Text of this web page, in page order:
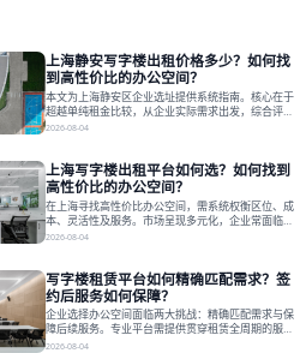
上海静安写字楼出租价格多少？如何找
到高性价比的办公空间？
本文为上海静安区企业选址提供系统指南。核心在于
超越单纯租金比较，从企业实际需求出发，综合评估
交通、硬件、空间弹性、配套服务及产业生态等多维
升性价比，并通过不同规模企业的实际案例加以说
明。之后指出，专业运营服务商提供的稳定环境、社
群活动与产业集聚等增值服务，是很大化空间价值、
助力企业成长的关键。对于许多在
2026-08-04
上海写字楼出租平台如何选？如何找到
高性价比的办公空间？
在上海寻找高性价比办公空间，需系统权衡区位、成
本、灵活性及服务。市场呈现多元化，企业常面临租
赁流程复杂、隐性成本高等挑战。选择平台时，应评
区、灵活产品和丰富配套，满足不同企业需求。企业
应明确自身需求，实地考察，选择能支持长期发展、
提升竞争力的办公空间。在上海寻找合适的办公空
间，对于企业行政负责人、中小企业主
2026-08-04
写字楼租赁平台如何精确匹配需求？签
约后服务如何保障？
企业选择办公空间面临两大挑战：精确匹配需求与保
障后续服务。专业平台需提供贯穿租赁全周期的服
务，将企业从非核心事务中解放。精确匹配需结合企
2026-08-04